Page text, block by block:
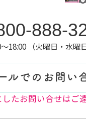
888-
18:00 （火曜日・水曜
たお問い合せはご